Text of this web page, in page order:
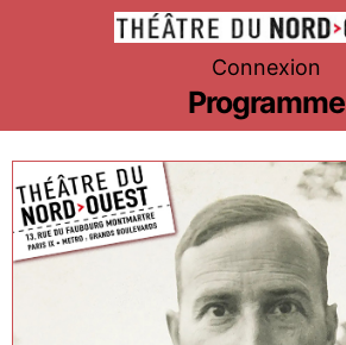
Théâtre
du
Nord-
Ouest
Connexion
Programme